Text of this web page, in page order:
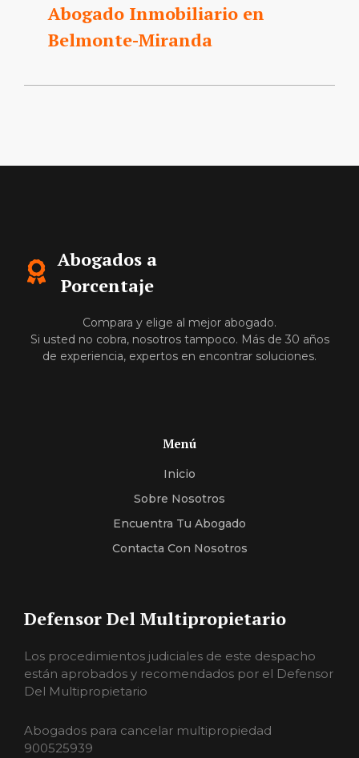
Abogado Inmobiliario en
Belmonte-Miranda
Abogados a
Porcentaje
Compara y elige al mejor abogado.
Si usted no cobra, nosotros tampoco. Más de 30 años
de experiencia, expertos en encontrar soluciones.
Menú
Inicio
Sobre Nosotros
Encuentra Tu Abogado
Contacta Con Nosotros
Defensor Del Multipropietario
Los procedimientos judiciales de este despacho
están aprobados y recomendados por el Defensor
Del Multipropietario
Abogados para cancelar multipropiedad
900525939